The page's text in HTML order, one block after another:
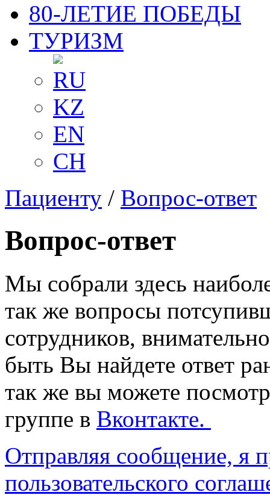
80-ЛЕТИЕ ПОБЕДЫ
ТУРИЗМ
RU
KZ
EN
CH
Пациенту / Вопрос-ответ
Вопрос-ответ
Мы собрали здесь
так же вопросы
сотрудников,
быть Вы найдете ответ
так же вы можете
группе в Вконтакте.
Отправляя сообщение, я
пользовательского